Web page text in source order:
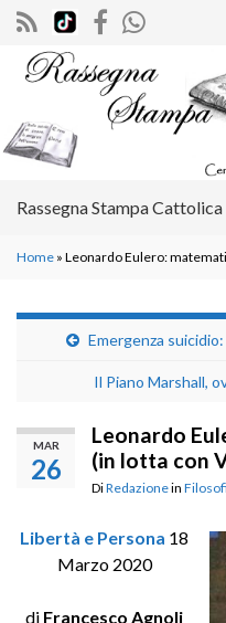
Search for:
Rassegna Stampa Cattolica
Home » Leonardo Eulero:
Emergenza
Il Piano Marshall,
MAR
26
Leonardo
(in lotta con
DiRedazionein
Libertà e Persona 18
Marzo 2020
di Francesco Agnoli